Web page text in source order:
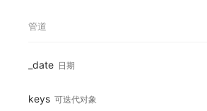
管道
_date 日期
keys 可迭代对象